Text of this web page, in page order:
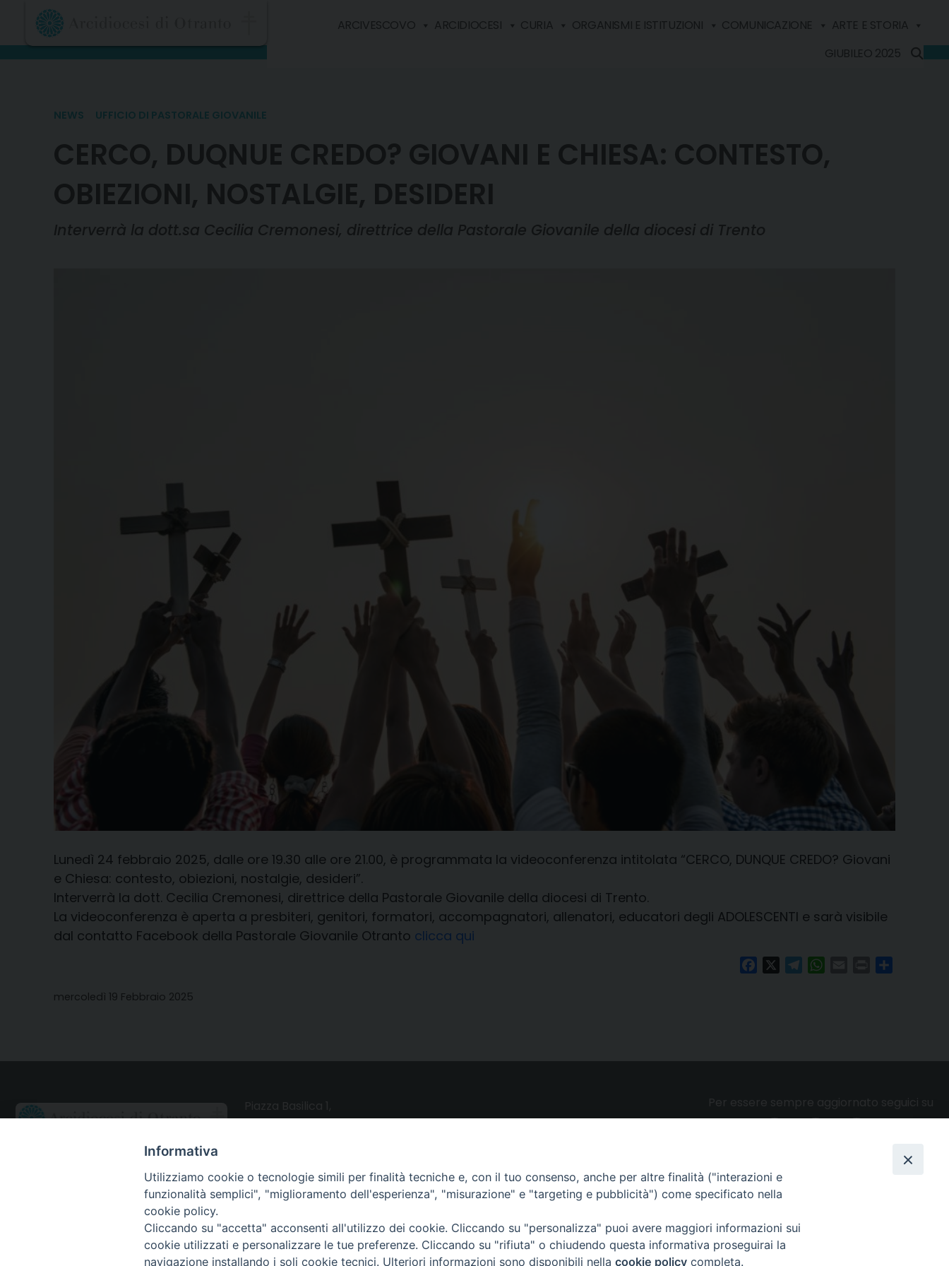
content
ARCIVESCOVO ARCIDIOCESI CURIA ORGANISMI E ISTITUZIONI COMUNICAZIONE
ARTE E STORIA
GIUBILEO 2025
NEWS UFFICIO DI PASTORALE GIOVANILE
CERCO, DUQNUE CREDO? GIOVANI E CHIESA: CONTESTO,
OBIEZIONI, NOSTALGIE, DESIDERI
Interverrà la dott.sa Cecilia Cremonesi, direttrice della Pastorale Giovanile della diocesi di Trento
Lunedì 24 febbraio 2025, dalle ore 19.30 alle ore 21.00, è programmata la videoconferenza intitolata “CERCO, DUNQUE CREDO? Giovani
e Chiesa: contesto, obiezioni, nostalgie, desideri”.
Interverrà la dott. Cecilia Cremonesi, direttrice della Pastorale Giovanile della diocesi di Trento.
La videoconferenza è aperta a presbiteri, genitori, formatori, accompagnatori, allenatori, educatori degli ADOLESCENTI e sarà visibile
dal contatto Facebook della Pastorale Giovanile Otranto clicca qui
FacebookTelegramWhatsAppPrint
mercoledì 19 Febbraio 2025
CONTATTI
Webmail Uffici
Webmail Parrocchie
UTILITY
Altri articoli
Notizie nazionali
Privacy e cookie policy
Informativa
Utilizziamo cookie o tecnologie simili per finalità tecniche e, con il tuo consenso, anche per altre finalità ("interazioni e
funzionalità semplici", "miglioramento dell'esperienza", "misurazione" e "targeting e pubblicità") come specificato nella
cookie policy.
Cliccando su "accetta" acconsenti all'utilizzo dei cookie. Cliccando su "personalizza" puoi avere maggiori informazioni sui
cookie utilizzati e personalizzare le tue preferenze. Cliccando su "rifiuta" o chiudendo questa informativa proseguirai la
navigazione installando i soli cookie tecnici. Ulteriori informazioni sono disponibili nella cookie policy completa.